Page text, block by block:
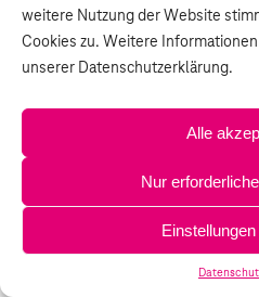
weitere Nutzung der Website
Cookies zu. Weitere
unserer Datenschutzerklärung.
Alle
Nur